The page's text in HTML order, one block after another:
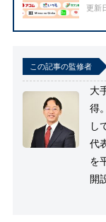
更新
この記事の監修者
大
得
し
代
を
開